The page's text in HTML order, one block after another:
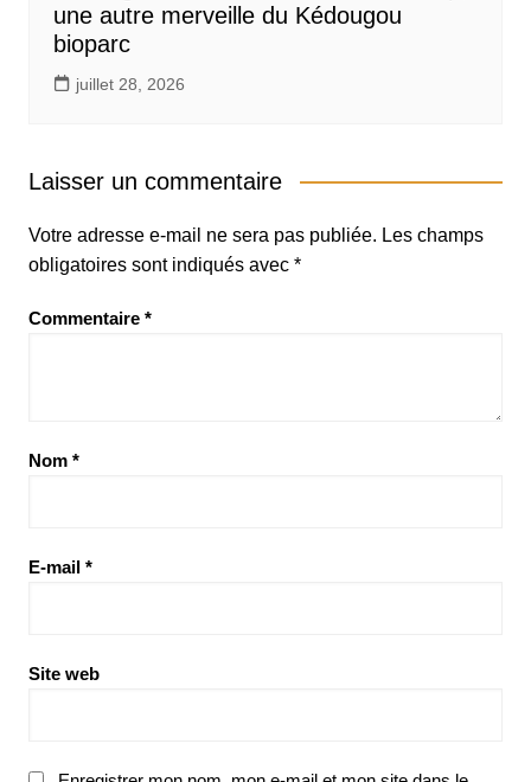
une autre merveille du Kédougou
bioparc
juillet 28, 2026
Laisser un commentaire
Votre adresse e-mail ne sera pas publiée. Les champs
obligatoires sont indiqués avec *
Commentaire *
Nom *
E-mail *
Site web